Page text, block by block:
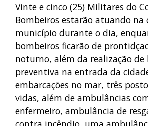
Vinte e cinco (25) Militares do
Bombeiros estarão atuando na
município durante o dia,
bombeiros ficarão de
noturno, além da realização
preventiva na entrada da
embarcações no mar, três
vidas, além de ambulâncias
enfermeiro, ambulância de